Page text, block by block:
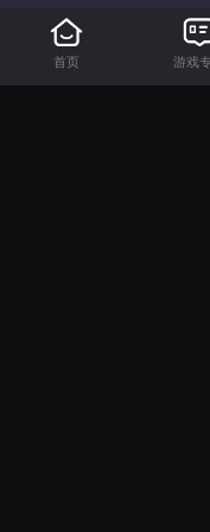
首页 游戏